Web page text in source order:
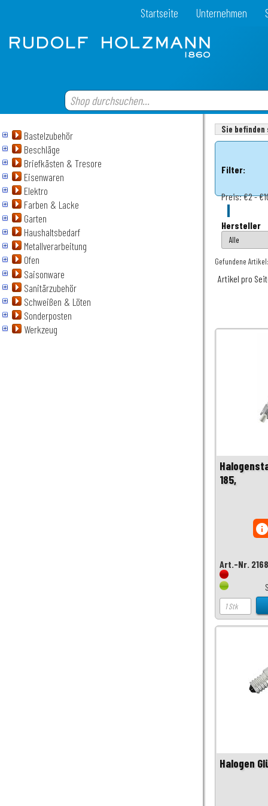
Startseite Unternehmen
Bastelzubehör
Beschläge
Briefkästen & Tresore
Eisenwaren
Elektro
Farben & Lacke
Garten
Haushaltsbedarf
Metallverarbeitung
Ofen
Saisonware
Sanitärzubehör
Schweißen & Löten
Sonderposten
Werkzeug
Sie
Filter:
Preis:€2 -
Hersteller
Gefundene
Artikel pro
185,
Art.-Nr.
Halogen